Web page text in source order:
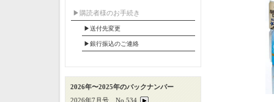
▶︎購読者様のお手続き
▶送付先変更
▶︎銀行振込のご連絡
2026年〜2025年のバックナンバー
2026年7月号 No.534